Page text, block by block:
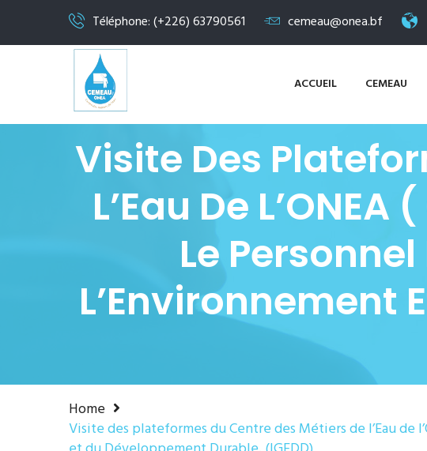
Téléphone: (+226) 63790561 cemeau@onea.bf
ACCUEIL CEMEAU
Visite Des
L’Eau De
Le
L’Environnement
Home
Visite des plateformes du Centre des Métiers de l’Eau de